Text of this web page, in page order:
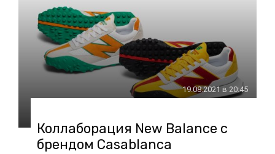
19.08.2021 в 20:45
Коллаборация New Balance с
брендом Casablanca